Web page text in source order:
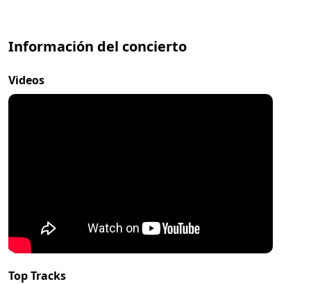
Información del concierto
Videos
Top Tracks